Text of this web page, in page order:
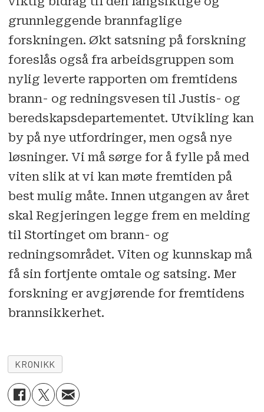
grunnleggende brannfaglige
forskningen. Økt satsning på forskning
foreslås også fra arbeidsgruppen som
nylig leverte rapporten om fremtidens
brann- og redningsvesen til Justis- og
beredskapsdepartementet. Utvikling kan
by på nye utfordringer, men også nye
løsninger. Vi må sørge for å fylle på med
viten slik at vi kan møte fremtiden på
best mulig måte. Innen utgangen av året
skal Regjeringen legge frem en melding
til Stortinget om brann- og
redningsområdet. Viten og kunnskap må
få sin fortjente omtale og satsing. Mer
forskning er avgjørende for fremtidens
brannsikkerhet.
KRONIKK